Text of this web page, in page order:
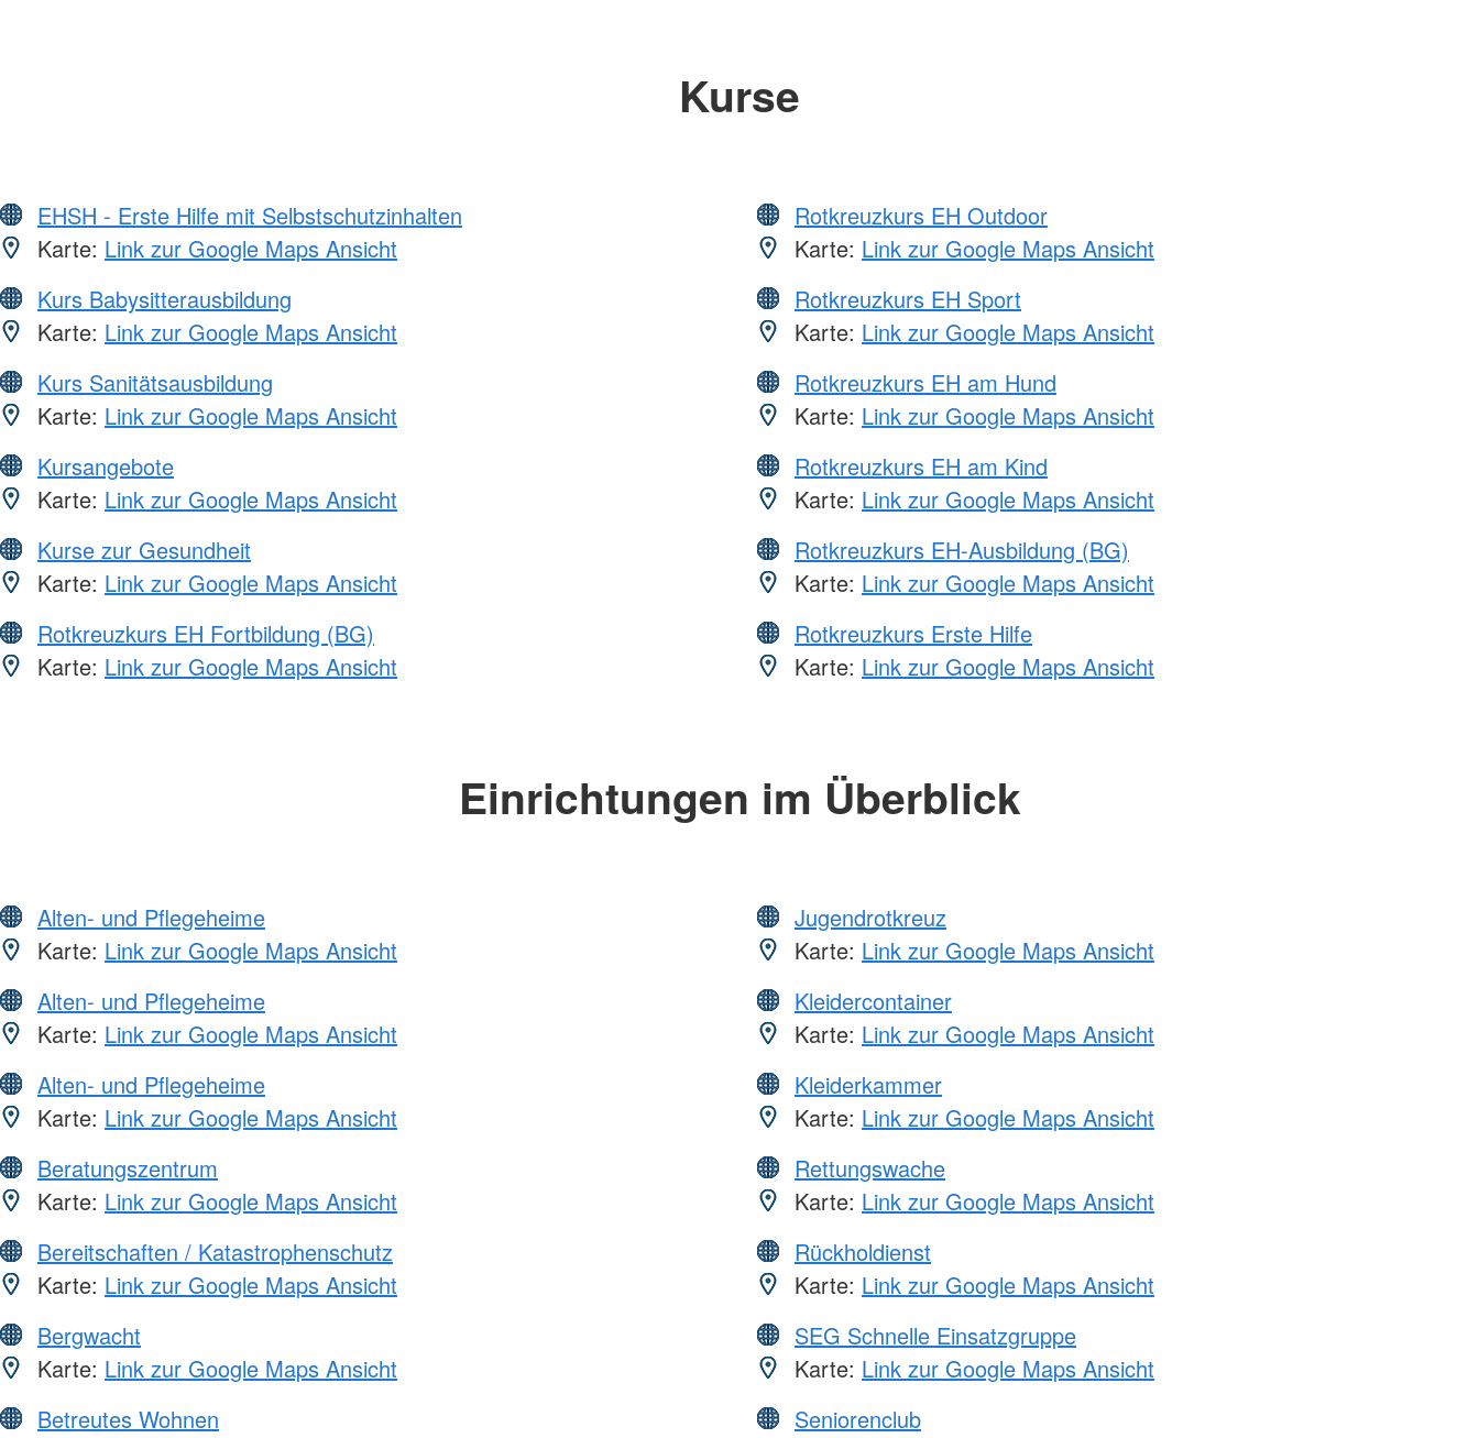
Kurse
EHSH - Erste Hilfe mit Selbstschutzinhalten
Karte: Link zur Google Maps Ansicht
Kurs Babysitterausbildung
Karte: Link zur Google Maps Ansicht
Kurs Sanitätsausbildung
Karte: Link zur Google Maps Ansicht
Kursangebote
Karte: Link zur Google Maps Ansicht
Kurse zur Gesundheit
Karte: Link zur Google Maps Ansicht
Rotkreuzkurs EH Fortbildung (BG)
Karte: Link zur Google Maps Ansicht
Rotkreuzkurs EH Outdoor
Karte: Link zur Google Maps Ansicht
Rotkreuzkurs EH Sport
Karte: Link zur Google Maps Ansicht
Rotkreuzkurs EH am Hund
Karte: Link zur Google Maps Ansicht
Rotkreuzkurs EH am Kind
Karte: Link zur Google Maps Ansicht
Rotkreuzkurs EH-Ausbildung (BG)
Karte: Link zur Google Maps Ansicht
Rotkreuzkurs Erste Hilfe
Karte: Link zur Google Maps Ansicht
Einrichtungen im Überblick
Alten- und Pflegeheime
Karte: Link zur Google Maps Ansicht
Alten- und Pflegeheime
Karte: Link zur Google Maps Ansicht
Alten- und Pflegeheime
Karte: Link zur Google Maps Ansicht
Beratungszentrum
Karte: Link zur Google Maps Ansicht
Bereitschaften / Katastrophenschutz
Karte: Link zur Google Maps Ansicht
Bergwacht
Karte: Link zur Google Maps Ansicht
Betreutes Wohnen
Jugendrotkreuz
Karte: Link zur Google Maps Ansicht
Kleidercontainer
Karte: Link zur Google Maps Ansicht
Kleiderkammer
Karte: Link zur Google Maps Ansicht
Rettungswache
Karte: Link zur Google Maps Ansicht
Rückholdienst
Karte: Link zur Google Maps Ansicht
SEG Schnelle Einsatzgruppe
Karte: Link zur Google Maps Ansicht
Seniorenclub